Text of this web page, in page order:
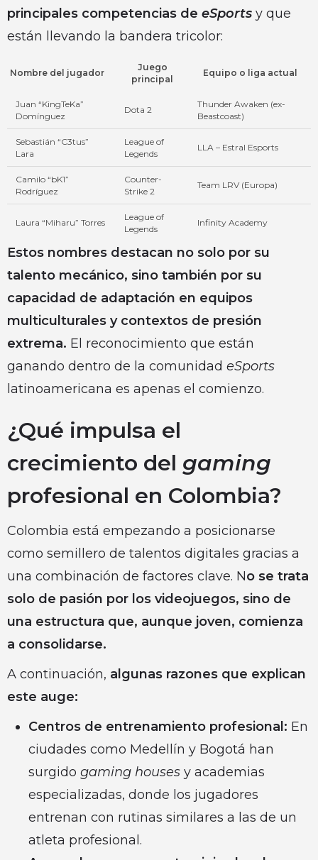
principales competencias de eSports y que
están llevando la bandera tricolor:
Nombre del jugador
Juego
principal
Equipo o liga actual
Juan “KingTeKa”
Domínguez
Dota 2
Thunder Awaken (ex-
Beastcoast)
Sebastián “C3tus”
Lara
League of
Legends
LLA – Estral Esports
Camilo “bK1”
Rodríguez
Counter-
Strike 2
Team LRV (Europa)
Laura “Miharu” Torres
League of
Legends
Infinity Academy
Estos nombres destacan no solo por su
talento mecánico, sino también por su
capacidad de adaptación en equipos
multiculturales y contextos de presión
extrema. El reconocimiento que están
ganando dentro de la comunidad eSports
latinoamericana es apenas el comienzo.
¿Qué impulsa el
crecimiento del gaming
profesional en Colombia?
Colombia está empezando a posicionarse
como semillero de talentos digitales gracias a
una combinación de factores clave. No se trata
solo de pasión por los videojuegos, sino de
una estructura que, aunque joven, comienza
a consolidarse.
A continuación, algunas razones que explican
este auge:
Centros de entrenamiento profesional: En
ciudades como Medellín y Bogotá han
surgido gaming houses y academias
especializadas, donde los jugadores
entrenan con rutinas similares a las de un
atleta profesional.